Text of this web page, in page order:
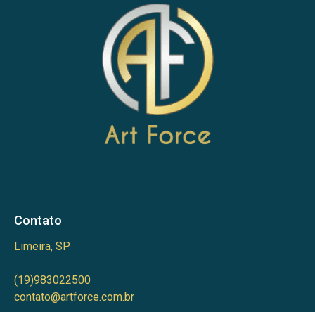
Contato
Limeira, SP
(19)983022500
contato@artforce.com.br